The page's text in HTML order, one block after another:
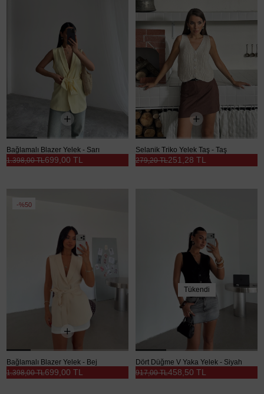
Bağlamalı Blazer Yelek - Sarı
699,00 TL
1.398,00 TL
Selanik Triko Yelek Taş - Taş
251,28 TL
279,20 TL
%50
Bağlamalı Blazer Yelek - Bej
699,00 TL
1.398,00 TL
Tükendi
Dört Düğme V Yaka Yelek - Siyah
458,50 TL
917,00 TL